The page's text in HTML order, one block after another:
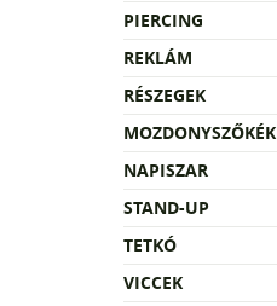
PIERCING
REKLÁM
RÉSZEGEK
MOZDONYSZŐKÉK
NAPISZAR
STAND-UP
TETKÓ
VICCEK